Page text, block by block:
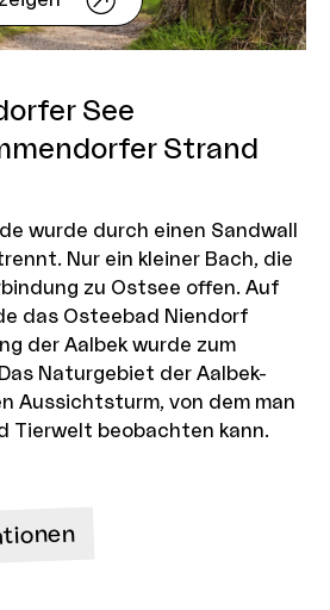
See
Strand
wurde durch einen Sandwall
Nur ein kleiner Bach, die
zu Ostsee offen. Auf
das Osteebad Niendorf
der Aalbek wurde zum
Naturgebiet der Aalbek-
Aussichtsturm, von dem man
Tierwelt beobachten kann.